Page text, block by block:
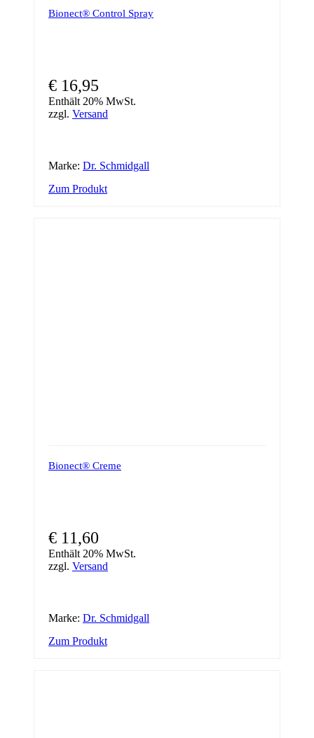
Bionect® Control Spray
€ 16,95
Enthält 20% MwSt.
zzgl. Versand
Marke: Dr. Schmidgall
Zum Produkt
Bionect® Creme
€ 11,60
Enthält 20% MwSt.
zzgl. Versand
Marke: Dr. Schmidgall
Zum Produkt